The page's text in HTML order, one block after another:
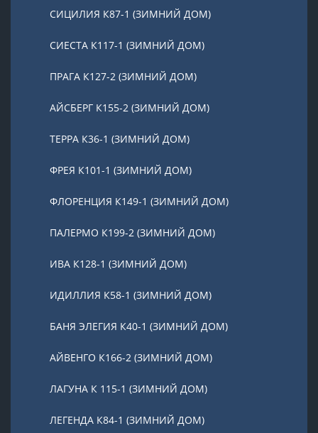
СИЦИЛИЯ К87-1 (ЗИМНИЙ ДОМ)
СИЕСТА К117-1 (ЗИМНИЙ ДОМ)
ПРАГА К127-2 (ЗИМНИЙ ДОМ)
АЙСБЕРГ К155-2 (ЗИМНИЙ ДОМ)
ТЕРРА К36-1 (ЗИМНИЙ ДОМ)
ФРЕЯ К101-1 (ЗИМНИЙ ДОМ)
ФЛОРЕНЦИЯ К149-1 (ЗИМНИЙ ДОМ)
ПАЛЕРМО К199-2 (ЗИМНИЙ ДОМ)
ИВА К128-1 (ЗИМНИЙ ДОМ)
ИДИЛЛИЯ К58-1 (ЗИМНИЙ ДОМ)
БАНЯ ЭЛЕГИЯ К40-1 (ЗИМНИЙ ДОМ)
АЙВЕНГО К166-2 (ЗИМНИЙ ДОМ)
ЛАГУНА К 115-1 (ЗИМНИЙ ДОМ)
ЛЕГЕНДА К84-1 (ЗИМНИЙ ДОМ)